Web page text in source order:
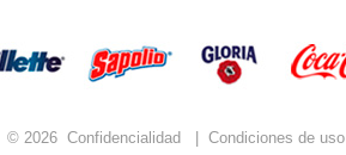
© 2026 Confidencialidad Condiciones de uso